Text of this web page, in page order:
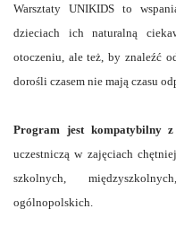
Warsztaty UNIKIDS to
dzieciach ich naturalną
otoczeniu, ale też, by znaleźć
dorośli czasem nie mają czasu
Program jest kompatybilny z
uczestniczą w zajęciach
szkolnych,
ogólnopolskich.